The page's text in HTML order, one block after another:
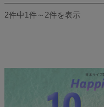
2件中1件～2件を表示